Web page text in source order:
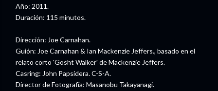
Año: 2011.
Duración: 115 minutos.
Dirección: Joe Carnahan.
Guión: Joe Carnahan & Ian Mackenzie Jeffers., basado en el
relato corto 'Gosht Walker' de Mackenzie Jeffers.
Casring: John Papsidera. C-S-A.
Director de Fotografía: Masanobu Takayanagi.